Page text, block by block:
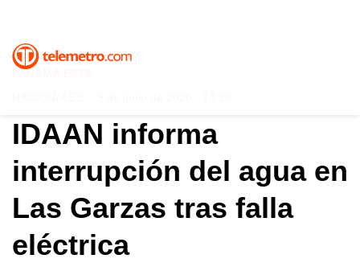
PANAMÁ ESTE
IDAAN informa
interrupción del agua en
Las Garzas tras falla
eléctrica